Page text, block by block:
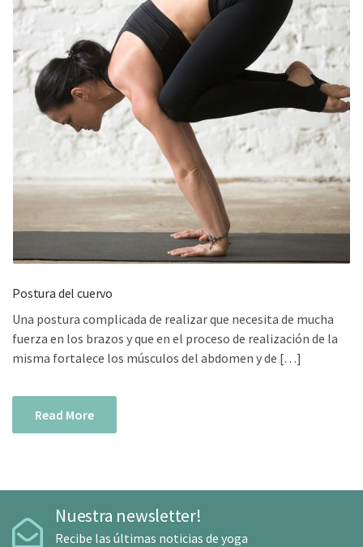
Postura del cuervo
Una postura complicada de realizar que necesita de mucha
fuerza en los brazos y que en el proceso de realización de la
misma fortalece los músculos del abdomen y de […]
Read More
Nuestra newsletter!
Recibe las últimas noticias de yoga